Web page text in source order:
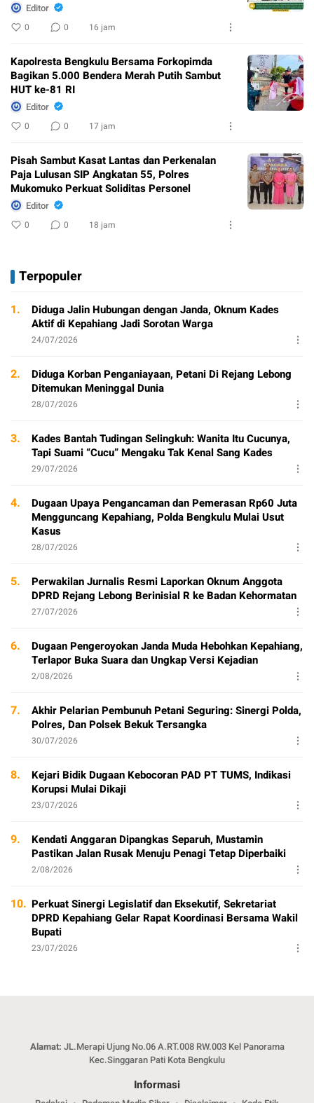
Editor
0 0 16 jam
Kapolresta Bengkulu Bersama Forkopimda
Bagikan 5.000 Bendera Merah Putih Sambut
HUT ke-81 RI
Editor
0 0 17 jam
Pisah Sambut Kasat Lantas dan Perkenalan
Paja Lulusan SIP Angkatan 55, Polres
Mukomuko Perkuat Soliditas Personel
Editor
0 0 18 jam
Terpopuler
1.
Diduga Jalin Hubungan dengan Janda, Oknum Kades
Aktif di Kepahiang Jadi Sorotan Warga
24/07/2026
2.
Diduga Korban Penganiayaan, Petani Di Rejang Lebong
Ditemukan Meninggal Dunia
28/07/2026
3.
Kades Bantah Tudingan Selingkuh: Wanita Itu Cucunya,
Tapi Suami “Cucu” Mengaku Tak Kenal Sang Kades
29/07/2026
4.
Dugaan Upaya Pengancaman dan Pemerasan Rp60 Juta
Mengguncang Kepahiang, Polda Bengkulu Mulai Usut
Kasus
28/07/2026
5.
Perwakilan Jurnalis Resmi Laporkan Oknum Anggota
DPRD Rejang Lebong Berinisial R ke Badan Kehormatan
27/07/2026
6.
Dugaan Pengeroyokan Janda Muda Hebohkan Kepahiang,
Terlapor Buka Suara dan Ungkap Versi Kejadian
2/08/2026
7.
Akhir Pelarian Pembunuh Petani Seguring: Sinergi Polda,
Polres, Dan Polsek Bekuk Tersangka
30/07/2026
8.
Kejari Bidik Dugaan Kebocoran PAD PT TUMS, Indikasi
Korupsi Mulai Dikaji
23/07/2026
9.
Kendati Anggaran Dipangkas Separuh, Mustamin
Pastikan Jalan Rusak Menuju Penagi Tetap Diperbaiki
2/08/2026
10. Perkuat Sinergi Legislatif dan Eksekutif, Sekretariat
DPRD Kepahiang Gelar Rapat Koordinasi Bersama Wakil
Bupati
23/07/2026
Alamat: JL.Merapi Ujung No.06 A.RT.008 RW.003 Kel Panorama
Kec.Singgaran Pati Kota Bengkulu
Informasi